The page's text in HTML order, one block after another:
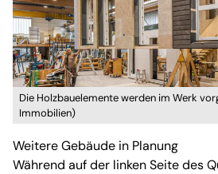
Die Holzbauelemente werden im Werk
Immobilien)
Weitere Gebäude in Planung
Während auf der linken Seite des